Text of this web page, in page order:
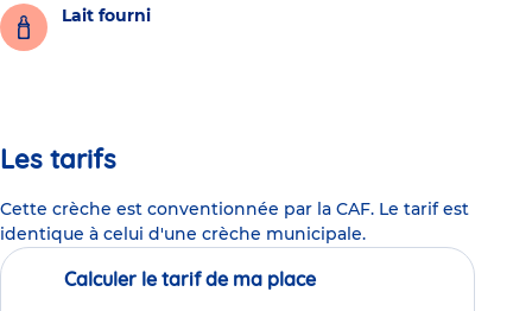
Lait fourni
Les tarifs
Cette crèche est conventionnée par la CAF. Le tarif est
identique à celui d'une crèche municipale.
Calculer le tarif de ma place